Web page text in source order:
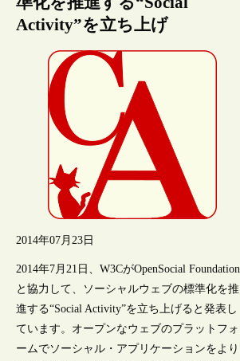
Activity”を立ち上げ
2014年07月23日
2014年7月21日、W3CがOpenSocial Foundation
と協力して、ソーシャルウェブの標準化を推
進する“Social Activity”を立ち上げると発表し
ています。オープンなウェブのプラットフォ
ームでソーシャル・アプリケーションをより